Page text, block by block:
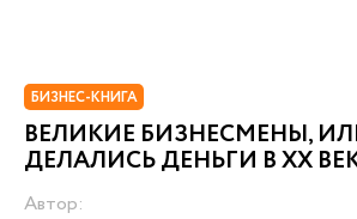
БИЗНЕС-КНИГА
ВЕЛИКИЕ БИЗНЕСМЕНЫ,
ДЕЛАЛИСЬ ДЕНЬГИ В ХХ
Автор: